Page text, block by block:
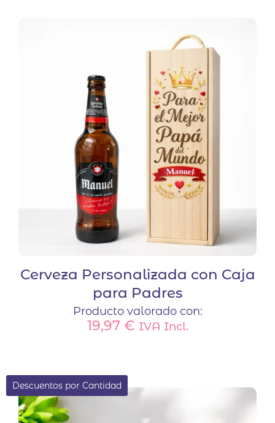
variantes.
Las
opciones
pueden
elegir
página
producto
Cerveza Personalizada con Caja
para Padres
Producto valorado con:
19,97 € IVA Incl.
Descuentos por Cantidad